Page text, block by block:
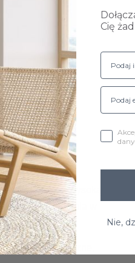
się wysoką
do utrzymania w
OEKO-TEX
przez zewnętrzne,
Cię
Nie,